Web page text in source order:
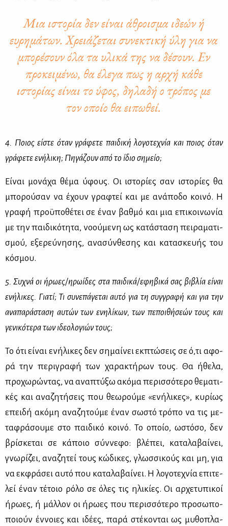
Μια ιστορία δεν είναι άθροισμα ιδεών ή
ευρημάτων. Χρειάζεται συνεκτική ύλη για να
μπορέσουν όλα τα υλικά της να δέσουν. Εν
προκειμένω, θα έλεγα πως η αρχή κάθε
ιστορίας είναι το ύφος, δηλαδή ο τρόπος με
τον οποίο θα ειπωθεί.
4. Ποιος εί­στε όταν γρά­φε­τε παι­δι­κή λο­γο­τε­χνία και ποιος όταν
γρά­φε­τε ενή­λι­κη; Πη­γά­ζουν από το ίδιο ση­μείο;
Εί­ναι μο­νά­χα θέ­μα ύφους. Οι ιστο­ρί­ες σαν ιστο­ρί­ες θα
μπο­ρού­σαν να έχουν γρα­φτεί και με ανά­πο­δο κοι­νό. Η
γρα­φή προ­ϋ­πο­θέ­τει σε έναν βαθ­μό και μια επι­κοι­νω­νία
με την παι­δι­κό­τη­τα, νο­ού­με­νη ως κα­τά­στα­ση πει­ρα­μα­τι­
σμού, εξε­ρεύ­νη­σης, ανα­σύν­θε­σης και κα­τα­σκευ­ής του
κό­σμου.
5. Συ­χνά οι ήρω­ες/ηρω­ί­δες στα παι­δι­κά/εφη­βι­κά σας βι­βλία εί­ναι
ενή­λι­κες. Για­τί; Τι συ­νε­πά­γε­ται αυ­τό για τη συγ­γρα­φή και για την
ανα­πα­ρά­στα­ση αυ­τών των ενη­λί­κων, των πε­ποι­θή­σε­ών τους και
γε­νι­κό­τε­ρα των ιδε­ο­λο­γιών τους;
Το ότι εί­ναι ενή­λι­κες δεν ση­μαί­νει εκ­πτώ­σεις σε ό,τι αφο­
ρά την πε­ρι­γρα­φή των χα­ρα­κτή­ρων τους. Θα ήθε­λα,
προ­χω­ρώ­ντας, να ανα­πτύ­ξω ακό­μα πε­ρισ­σό­τε­ρο θε­μα­τι­
κές και ανα­ζη­τή­σεις που θε­ω­ρού­με «ενή­λι­κες», κυ­ρί­ως
επει­δή ακό­μη ανα­ζη­τού­με έναν σω­στό τρό­πο να τις με­
τα­φρά­σου­με στο παι­δι­κό κοι­νό. Το οποίο, ωστό­σο, δεν
βρί­σκε­ται σε κά­ποιο σύν­νε­φο: βλέ­πει, κα­τα­λα­βαί­νει,
γνω­ρί­ζει, ανα­ζη­τεί τους κώ­δι­κες, γλωσ­σι­κούς και μη, για
να εκ­φρά­σει αυ­τό που κα­τα­λα­βαί­νει. Η λο­γο­τε­χνία επι­τε­
λεί έναν τέ­τοιο ρό­λο σε όλες τις ηλι­κί­ες. Οι αρ­χε­τυ­πι­κοί
ήρω­ες, ή μάλ­λον οι ήρω­ες που πε­ρισ­σό­τε­ρο προ­σω­πο­
ποιούν έν­νοιες και ιδέ­ες, πα­ρά στέ­κο­νται ως μυ­θο­πλα­